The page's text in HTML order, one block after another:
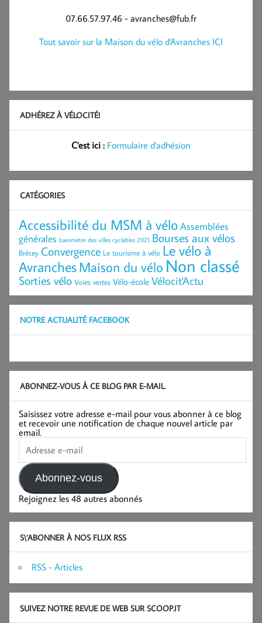
07.66.57.97.46 - avranches@fub.fr
Tout savoir sur la Maison du vélo d'Avranches ICI
ADHÉREZ À VÉLOCITÉ!
C'est ici : Formulaire d'adhésion
CATÉGORIES
Accessibilité du MSM à véloAssemblées
générales baromètre des villes cyclables 2021 Bourses aux vélos
Brécey Convergence Le tourisme à vélo Le vélo à
AvranchesMaison du vélo Non classé
Sorties vélo Voies vertes Vélo-école Vélocit'Actu
NOTRE ACTUALITÉ FACEBOOK
ABONNEZ-VOUS À CE BLOG PAR E-MAIL.
Saisissez votre adresse e-mail pour vous abonner à ce blog
et recevoir une notification de chaque nouvel article par
email.
Adresse
e-
mail
Abonnez-vous
Rejoignez les 48 autres abonnés
S\’ABONNER À NOS FLUX RSS
RSS - Articles
SUIVEZ NOTRE REVUE DE WEB SUR SCOOP.IT